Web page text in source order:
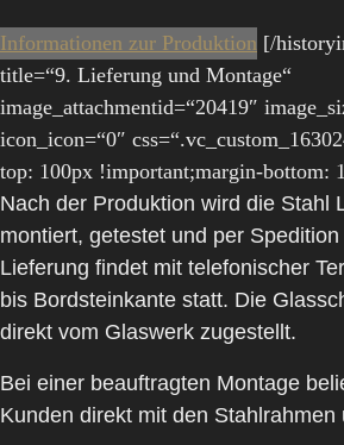
Informationen zur Produktion [/
title=“9. Lieferung und Montage“
image_attachmentid=“20419″
icon_icon=“0″
top: 100px !important;margin-bottom:
Nach der Produktion wird die Stahl
montiert, getestet und per
Lieferung findet mit telefonischer
bis Bordsteinkante statt. Die
direkt vom Glaswerk zugestellt.
Bei einer beauftragten Montage
Kunden direkt mit den Stahlrahmen